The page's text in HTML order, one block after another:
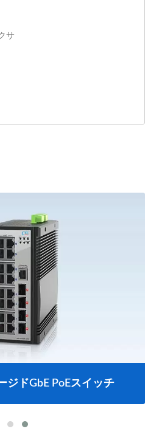
サ
ジドGbE PoEスイッチ